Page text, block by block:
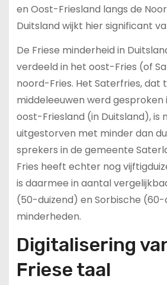
en Oost-Friesland langs de
Duitsland wijkt hier significant
De Friese minderheid in
verdeeld in het oost-Fries (of
noord-Fries. Het Saterfries, dat
middeleeuwen werd gesproken
oost-Friesland (in Duitsland), is
uitgestorven met minder dan
sprekers in de gemeente
Fries heeft echter nog
is daarmee in aantal
(50-duizend) en Sorbische (60-
minderheden.
Digitalisering
Friese taal